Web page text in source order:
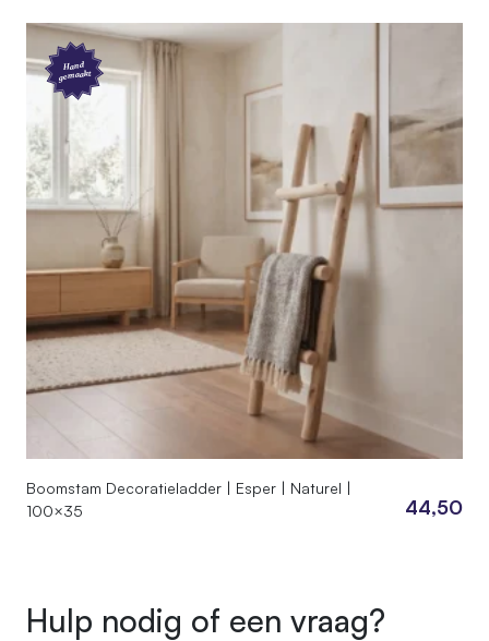
Hand
gemaakt
Boomstam Decoratieladder | Esper | Naturel |
100×35
44,50
Hulp nodig of een vraag?